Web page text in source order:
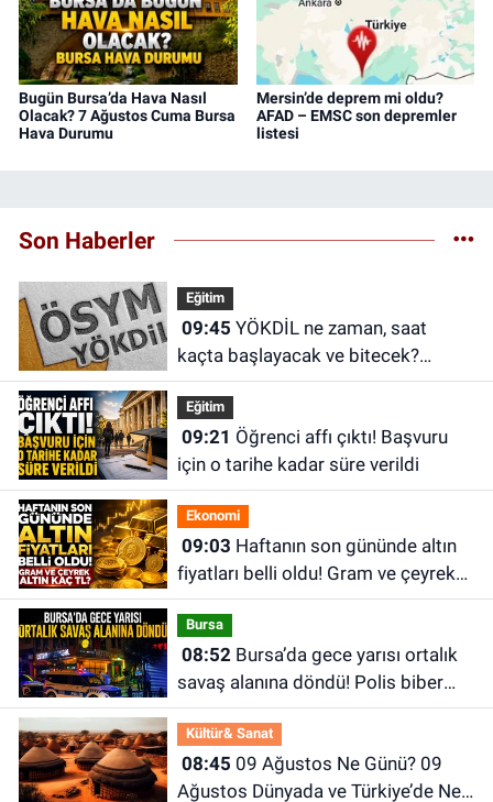
Bugün Bursa’da Hava Nasıl
Olacak? 7 Ağustos Cuma Bursa
Hava Durumu
Mersin’de deprem mi oldu?
AFAD – EMSC son depremler
listesi
Son Haberler
Eğitim
09:45
kaçta başlayacak ve bitecek?
YÖKDİL/2 sonuçları ne zaman
açıklanacak?
Eğitim
09:21
için o tarihe kadar süre verildi
Ekonomi
09:03
fiyatları belli oldu! Gram ve çeyrek
altın kaç TL?
Bursa
08:52Bursa’da gece yarısı ortalık
savaş alanına döndü! Polis biber
gazıyla müdahale etti
Kültür& Sanat
08:45
Ağustos Dünyada ve Türkiye’de Ne